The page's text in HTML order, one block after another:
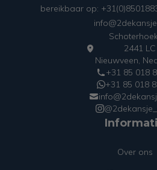
bereikbaar op:
2441 LC
Nieuwveen,
+31 85 018
+31 85 018
Over ons